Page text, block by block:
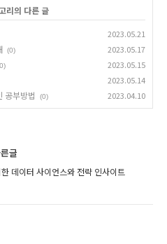
리의 다른 글
2023.05.21
(0) 2023.05.17
2023.05.15
2023.05.14
공부방법 (0) 2023.04.10
글
데이터 사이언스와 전략 인사이트